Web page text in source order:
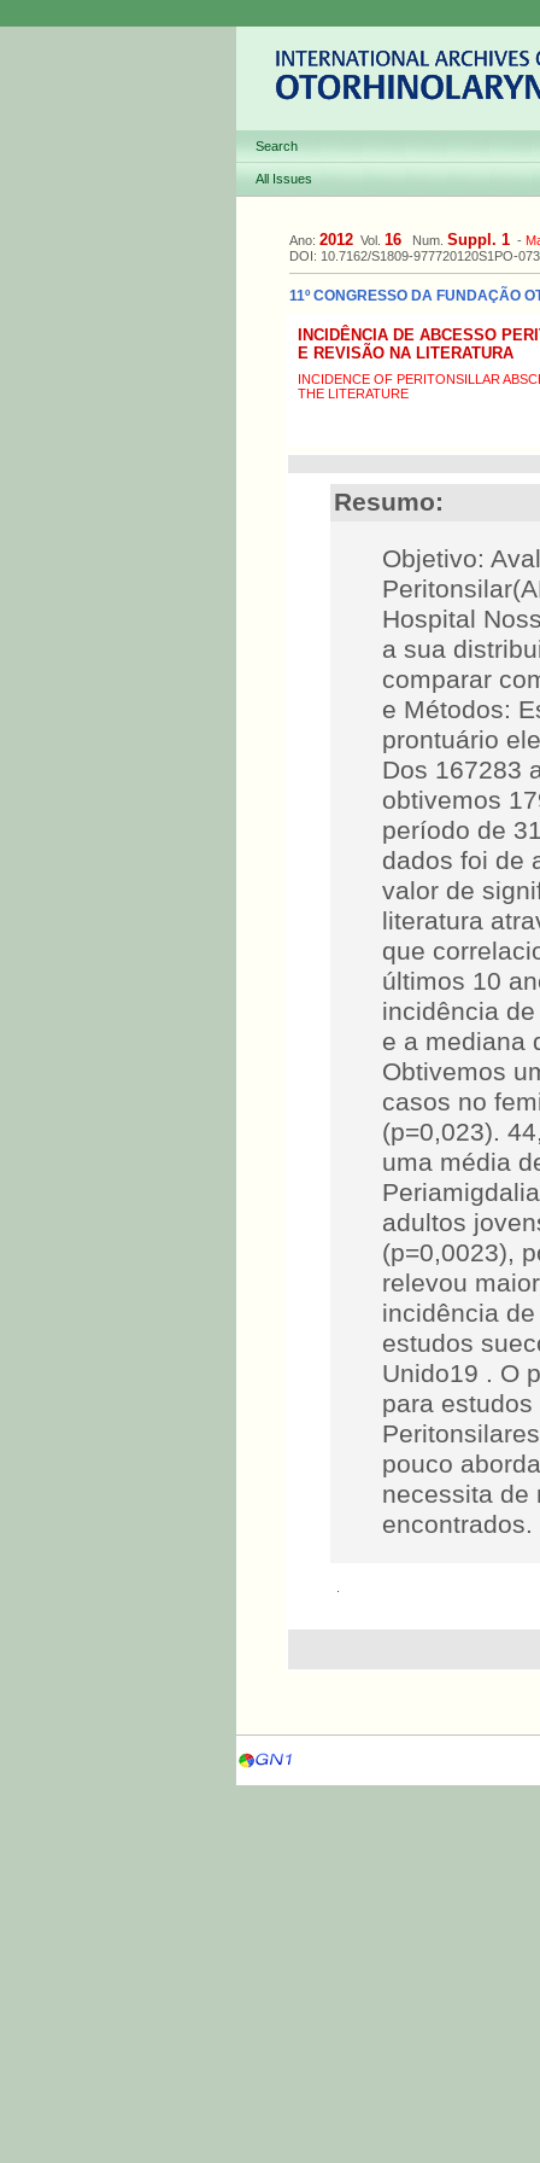
Search
All Issues
Ano: 2012 Vol. 16 Num. Suppl. 1 -
DOI: 10.7162/S1809-977720120S1PO-073
11º CONGRESSO DA FUNDAÇÃO
INCIDÊNCIA DE ABCESSO
E REVISÃO NA LITERATURA
INCIDENCE OF PERITONSILLAR
THE LITERATURE
Resumo:
Objetivo:
Hospital
a sua
comparar
e Métodos:
prontuário
Dos 167283
obtivemos
período de
dados foi de
valor de
literatura
que
últimos 10
incidência
e a mediana
Obtivemos
casos no
(p=0,023).
uma média
adultos
(p=0,0023),
relevou
incidência
estudos
Unido19 . O
para
pouco
necessita de
encontrados.